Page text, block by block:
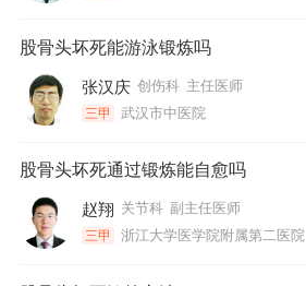
股骨头坏死能游泳锻炼吗
张汉庆 创伤科 主任医师
三甲 武汉市中医院
股骨头坏死通过锻炼能自愈吗
赵翔 关节科 副主任医师
三甲 浙江大学医学院附属第二医院